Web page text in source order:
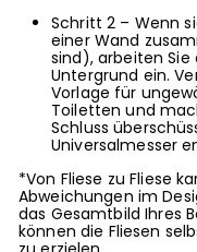
Schritt 2 – Wenn
einer Wand
sind), arbeiten
Untergrund ein.
Vorlage für
Toiletten und
Schluss
Universalmesser
*Von Fliese zu Fliese
Abweichungen im
das Gesamtbild Ihres
können die Fliesen